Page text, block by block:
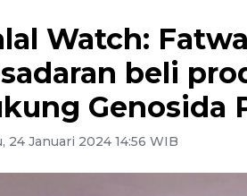
Watch:
beli
Genosida
24 Januari 2024 14:56 WIB